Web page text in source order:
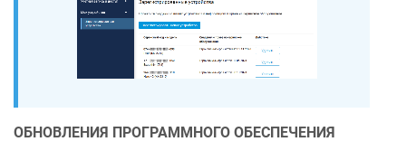
ОБНОВЛЕНИЯ ПРОГРАММНОГО ОБЕСПЕЧЕНИЯ